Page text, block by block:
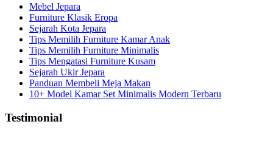
Mebel Jepara
Furniture Klasik Eropa
Sejarah Kota Jepara
Tips Memilih Furniture Kamar Anak
Tips Memilih Furniture Minimalis
Tips Mengatasi Furniture Kusam
Sejarah Ukir Jepara
Panduan Membeli Meja Makan
10+ Model Kamar Set Minimalis Modern Terbaru
Testimonial